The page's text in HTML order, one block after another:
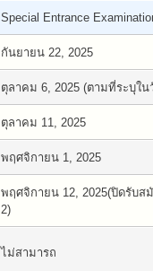
Special Entrance
กันยายน 22, 2025
ตุลาคม 6, 2025 (ตามที่ระบุใน
ตุลาคม 11, 2025
พฤศจิกายน 1, 2025
พฤศจิกายน 12, 2025(ปิดรับส
2)
ไม่สามารถ